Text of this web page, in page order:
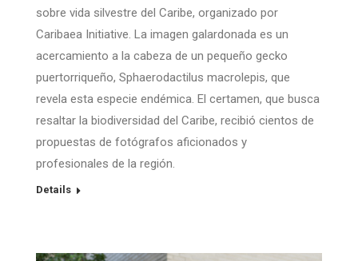
sobre vida silvestre del Caribe, organizado por
Caribaea Initiative. La imagen galardonada es un
acercamiento a la cabeza de un pequeño gecko
puertorriqueño, Sphaerodactilus macrolepis, que
revela esta especie endémica. El certamen, que busca
resaltar la biodiversidad del Caribe, recibió cientos de
propuestas de fotógrafos aficionados y
profesionales de la región.
Details